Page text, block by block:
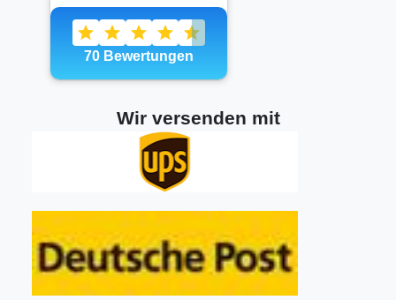
Wir versenden mit